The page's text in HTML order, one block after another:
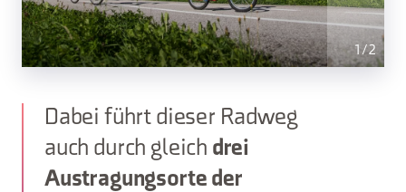
1/2
Dabei führt dieser Radweg
auch durch gleich drei
Austragungsorte der